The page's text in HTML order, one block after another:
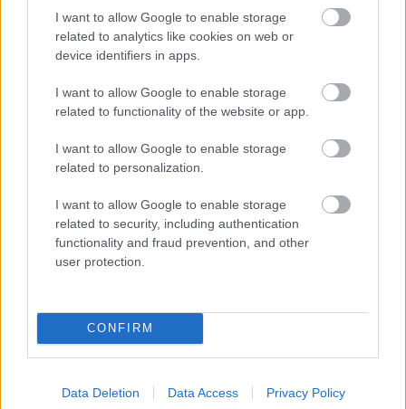
I want to allow Google to enable storage
related to analytics like cookies on web or
device identifiers in apps.
I want to allow Google to enable storage
related to functionality of the website or app.
I want to allow Google to enable storage
related to personalization.
I want to allow Google to enable storage
related to security, including authentication
functionality and fraud prevention, and other
user protection.
CONFIRM
Data Deletion Data Access Privacy Policy
Devās
pārgājienā, bet
no tā neatgriezās…
Atklājas jaunas detaļas
par Klāsa Vāveres
vienkārši grib
izaugt.” Piecgadīgajai
Paulai nepieciešama
sabiedrības palīdzība
“Trīs stundas dega un
dūmoja.” Ukrainas droni
netālu no Putina pils
trāpījuši pretgaisa
kompleksa pozīcijai